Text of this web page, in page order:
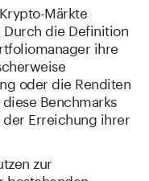
Märkte
die Definition
ihre
oder die Renditen
Benchmarks
Erreichung ihrer
zur